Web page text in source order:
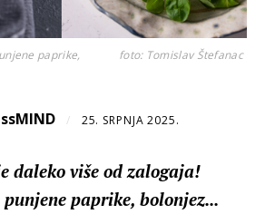
paprike,
foto: Tomislav Štefanac
/ 25. SRPNJA 2025.
daleko više od zalogaja!
paprike, bolonjez...